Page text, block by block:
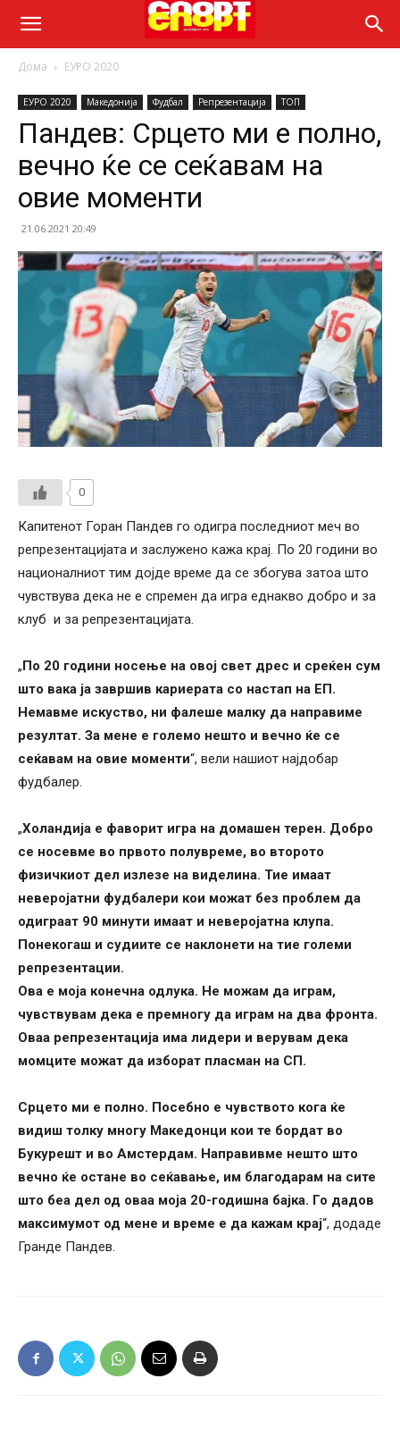
Дома ЕУРО 2020
ЕУРО 2020 Македонија Фудбал Репрезентација ТОП
Пандев: Срцето ми е полно,
вечно ќе се сеќавам на
овие моменти
21.06.2021 20:49
0
Капитенот Горан Пандев го одигра последниот меч во
репрезентацијата и заслужено кажа крај. По 20 години во
националниот тим дојде време да се збогува затоа што
чувствува дека не е спремен да игра еднакво добро и за
клуб и за репрезентацијата.
„По 20 години носење на овој свет дрес и среќен сум
што вака ја завршив кариерата со настап на ЕП.
Немавме искуство, ни фалеше малку да направиме
резултат. За мене е големо нешто и вечно ќе се
сеќавам на овие моменти“, вели нашиот најдобар
фудбалер.
„Холандија е фаворит игра на домашен терен. Добро
се носевме во првото полувреме, во второто
физичкиот дел излезе на виделина. Тие имаат
неверојатни фудбалери кои можат без проблем да
одиграат 90 минути имаат и неверојатна клупа.
Понекогаш и судиите се наклонети на тие големи
репрезентации.
Ова е моја конечна одлука. Не можам да играм,
чувствувам дека е премногу да играм на два фронта.
Оваа репрезентација има лидери и верувам дека
момците можат да изборат пласман на СП.
Срцето ми е полно. Посебно е чувството кога ќе
видиш толку многу Македонци кои те бордат во
Букурешт и во Амстердам. Направивме нешто што
вечно ќе остане во сеќавање, им благодарам на сите
што беа дел од оваа моја 20-годишна бајка. Го дадов
максимумот од мене и време е да кажам крај“, додаде
Гранде Пандев.